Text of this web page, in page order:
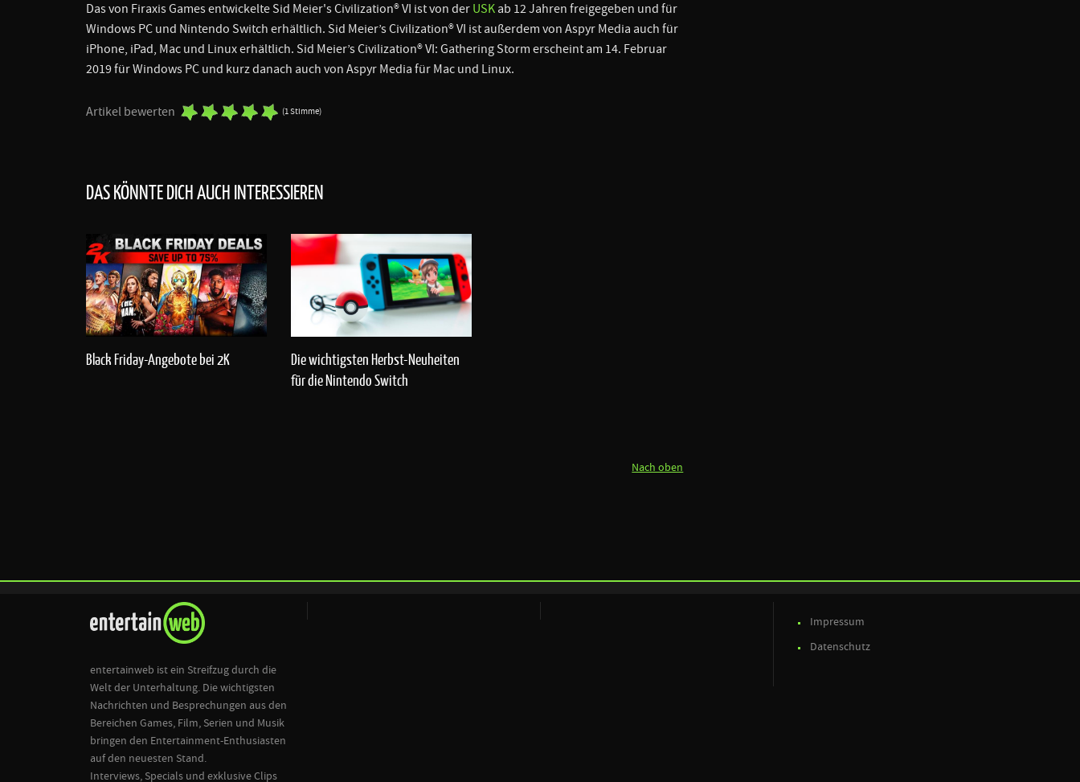
Das von Firaxis Games entwickelte Sid Meier's Civilization® VI ist von der USK ab 12 Jahren freigegeben und für
Windows PC und Nintendo Switch erhältlich. Sid Meier’s Civilization® VI ist außerdem von Aspyr Media auch für
iPhone, iPad, Mac und Linux erhältlich. Sid Meier’s Civilization® VI: Gathering Storm erscheint am 14. Februar
2019 für Windows PC und kurz danach auch von Aspyr Media für Mac und Linux.
Artikel bewerten (1 Stimme)
DAS KÖNNTE DICH AUCH INTERESSIEREN
Black Friday-Angebote bei 2K
Die wichtigsten Herbst-Neuheiten
für die Nintendo Switch
Nach oben
entertainweb ist ein Streifzug durch die
Welt der Unterhaltung. Die wichtigsten
Nachrichten und Besprechungen aus den
Bereichen Games, Film, Serien und Musik
bringen den Entertainment-Enthusiasten
auf den neuesten Stand.
Interviews, Specials und exklusive Clips
Impressum
Datenschutz